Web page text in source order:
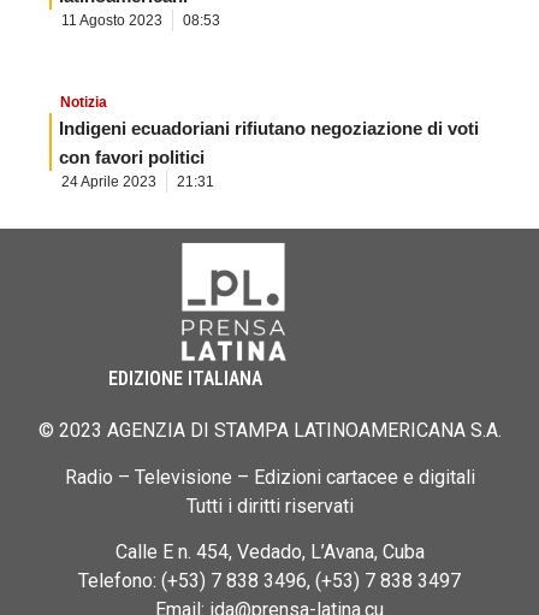
11 Agosto 2023 08:53
Notizia
Indigeni ecuadoriani rifiutano negoziazione di voti
con favori politici
24 Aprile 2023 21:31
EDIZIONE ITALIANA
© 2023 AGENZIA DI STAMPA LATINOAMERICANA S.A.
Radio – Televisione – Edizioni cartacee e digitali
Tutti i diritti riservati
Calle E n. 454, Vedado, L’Avana, Cuba
Telefono: (+53) 7 838 3496, (+53) 7 838 3497
Email: ida@prensa-latina.cu